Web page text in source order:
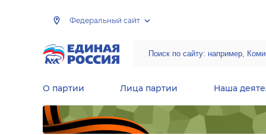
Федеральный сайт
О партии Лица партии Наша